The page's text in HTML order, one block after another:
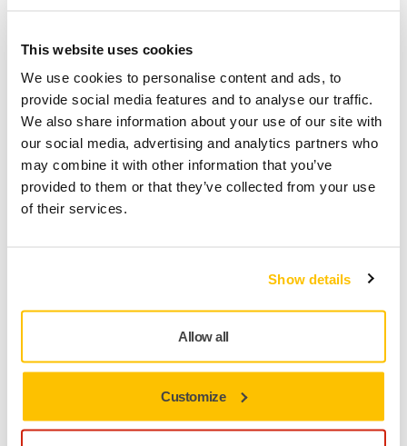
This website uses cookies
We use cookies to personalise content and ads, to
provide social media features and to analyse our traffic.
We also share information about your use of our site with
our social media, advertising and analytics partners who
may combine it with other information that you’ve
provided to them or that they’ve collected from your use
of their services.
Show details
Allow all
Customize
¿Qué producto/s deseas devolver?
Espacio para tu mensaje